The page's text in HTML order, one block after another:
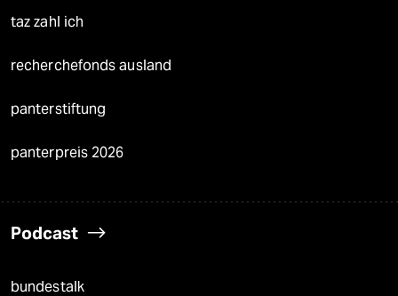
taz zahl ich
recherchefonds ausland
panterstiftung
panterpreis 2026
Podcast
bundestalk